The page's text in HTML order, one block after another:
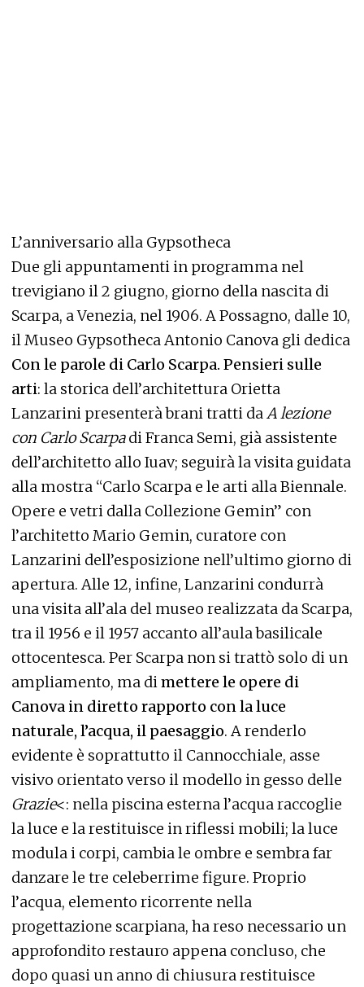
L’anniversario alla Gypsotheca
Due gli appuntamenti in programma nel
trevigiano il 2 giugno, giorno della nascita di
Scarpa, a Venezia, nel 1906. A Possagno, dalle 10,
il Museo Gypsotheca Antonio Canova gli dedica
Con le parole di Carlo Scarpa. Pensieri sulle
arti: la storica dell’architettura Orietta
Lanzarini presenterà brani tratti daA lezione
con Carlo Scarpadi Franca Semi, già assistente
dell’architetto allo Iuav; seguirà la visita guidata
alla mostra “Carlo Scarpa e le arti alla Biennale.
Opere e vetri dalla Collezione Gemin” con
l’architetto Mario Gemin, curatore con
Lanzarini dell’esposizione nell’ultimo giorno di
apertura. Alle 12, infine, Lanzarini condurrà
una visita all’ala del museo realizzata da Scarpa,
tra il 1956 e il 1957 accanto all’aula basilicale
ottocentesca. Per Scarpa non si trattò solo di un
ampliamento, ma dimettere le opere di
Canova in diretto rapporto con la luce
naturale, l’acqua, il paesaggio. A renderlo
evidente è soprattutto il Cannocchiale, asse
visivo orientato verso il modello in gesso delle
Grazie<: nella piscina esterna l’acqua raccoglie
la luce e la restituisce in riflessi mobili; la luce
modula i corpi, cambia le ombre e sembra far
danzare le tre celeberrime figure. Proprio
l’acqua, elemento ricorrente nella
progettazione scarpiana, ha reso necessario un
approfondito restauro appena concluso, che
dopo quasi un anno di chiusura restituisce